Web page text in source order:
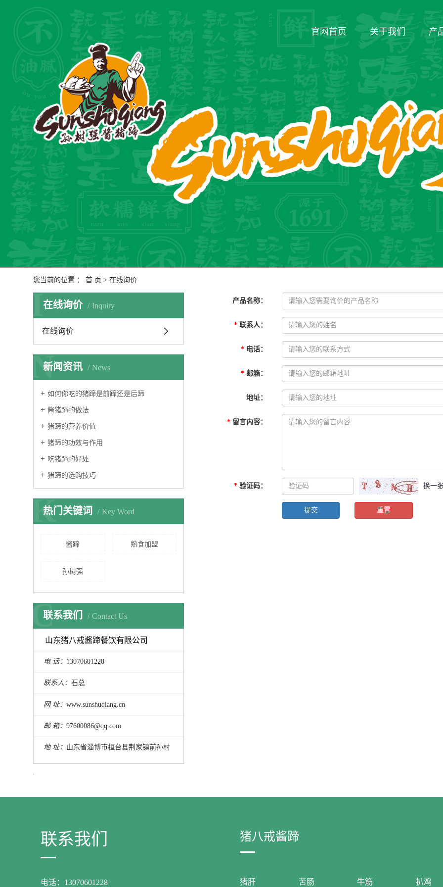
官网首页 关于我们 产
您当前的位置 ：首 页 > 在线询价
在线询价 Inquiry
I
在线询价
新闻资讯 News
N
如何你吃的猪蹄是前蹄还是后蹄
酱猪蹄的做法
猪蹄的营养价值
猪蹄的功效与作用
吃猪蹄的好处
猪蹄的选购技巧
热门关键词 Key Word
K
酱蹄 熟食加盟
孙树强
联系我们 Contact Us
C
山东猪八戒酱蹄餐饮有限公司
电 话： 13070601228
联系人： 石总
网 址： www.sunshuqiang.cn
邮 箱： 97600086@qq.com
地 址： 山东省淄博市桓台县荆家镇前孙村
产品名称：
* 联系人：
* 电话：
* 邮箱：
地址：
* 留言内容：
* 验证码： 换一
联系我们
电话：13070601228
猪八戒酱蹄
猪肝 苦肠 牛筋 扒鸡